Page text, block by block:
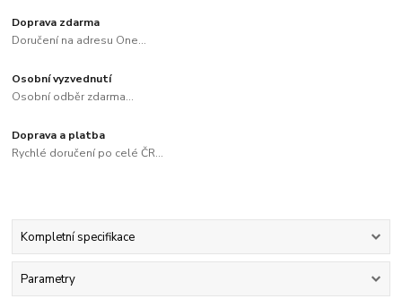
Doprava zdarma
Doručení na adresu One...
Osobní vyzvednutí
Osobní odběr zdarma...
Doprava a platba
Rychlé doručení po celé ČR...
Kompletní specifikace
Parametry